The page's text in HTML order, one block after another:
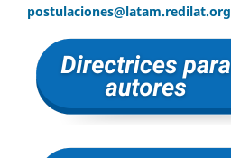
postulaciones@latam.redilat.org